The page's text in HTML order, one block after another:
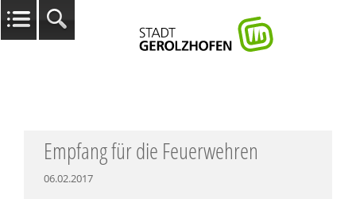
Empfang für die Feuerwehren
06.02.2017